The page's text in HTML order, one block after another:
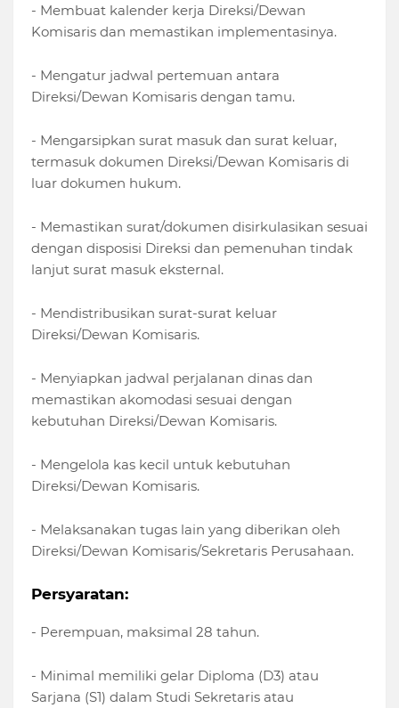
- Membuat kalender kerja Direksi/Dewan
Komisaris dan memastikan implementasinya.
- Mengatur jadwal pertemuan antara
Direksi/Dewan Komisaris dengan tamu.
- Mengarsipkan surat masuk dan surat keluar,
termasuk dokumen Direksi/Dewan Komisaris di
luar dokumen hukum.
- Memastikan surat/dokumen disirkulasikan sesuai
dengan disposisi Direksi dan pemenuhan tindak
lanjut surat masuk eksternal.
- Mendistribusikan surat-surat keluar
Direksi/Dewan Komisaris.
- Menyiapkan jadwal perjalanan dinas dan
memastikan akomodasi sesuai dengan
kebutuhan Direksi/Dewan Komisaris.
- Mengelola kas kecil untuk kebutuhan
Direksi/Dewan Komisaris.
- Melaksanakan tugas lain yang diberikan oleh
Direksi/Dewan Komisaris/Sekretaris Perusahaan.
Persyaratan:
- Perempuan, maksimal 28 tahun.
- Minimal memiliki gelar Diploma (D3) atau
Sarjana (S1) dalam Studi Sekretaris atau